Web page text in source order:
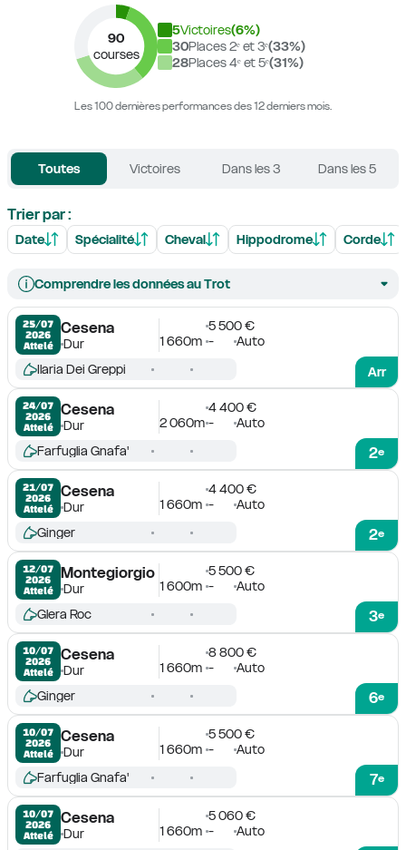
90
courses
5Victoires(6%)
30Places 2ᵉ et 3ᵉ(33%)
28Places 4ᵉ et 5ᵉ(31%)
Les 100 dernières performances des 12 derniers mois.
Toutes Victoires Dans les 3 Dans les 5
Trier par :
Date Spécialité Cheval Hippodrome Corde
Comprendre les données au Trot
25/07
2026
Attelé
Cesena
Dur
5 500 €
1 660m -
Auto
Arr
Ilaria Dei Greppi
24/07
2026
Attelé
Cesena
Dur
4 400 €
2 060m - Auto
2e
Farfuglia Gnafa'
21/07
2026
Attelé
Cesena
Dur
4 400 €
1 660m - Auto
2e
Ginger
12/07
2026
Attelé
Montegiorgio
Dur
5 500 €
1 600m - Auto
3e
Glera Roc
10/07
2026
Attelé
Cesena
Dur
8 800 €
1 660m - Auto
6e
Ginger
10/07
2026
Attelé
Cesena
Dur
5 500 €
1 660m - Auto
7e
Farfuglia Gnafa'
10/07
2026
Attelé
Cesena
Dur
5 060 €
1 660m - Auto